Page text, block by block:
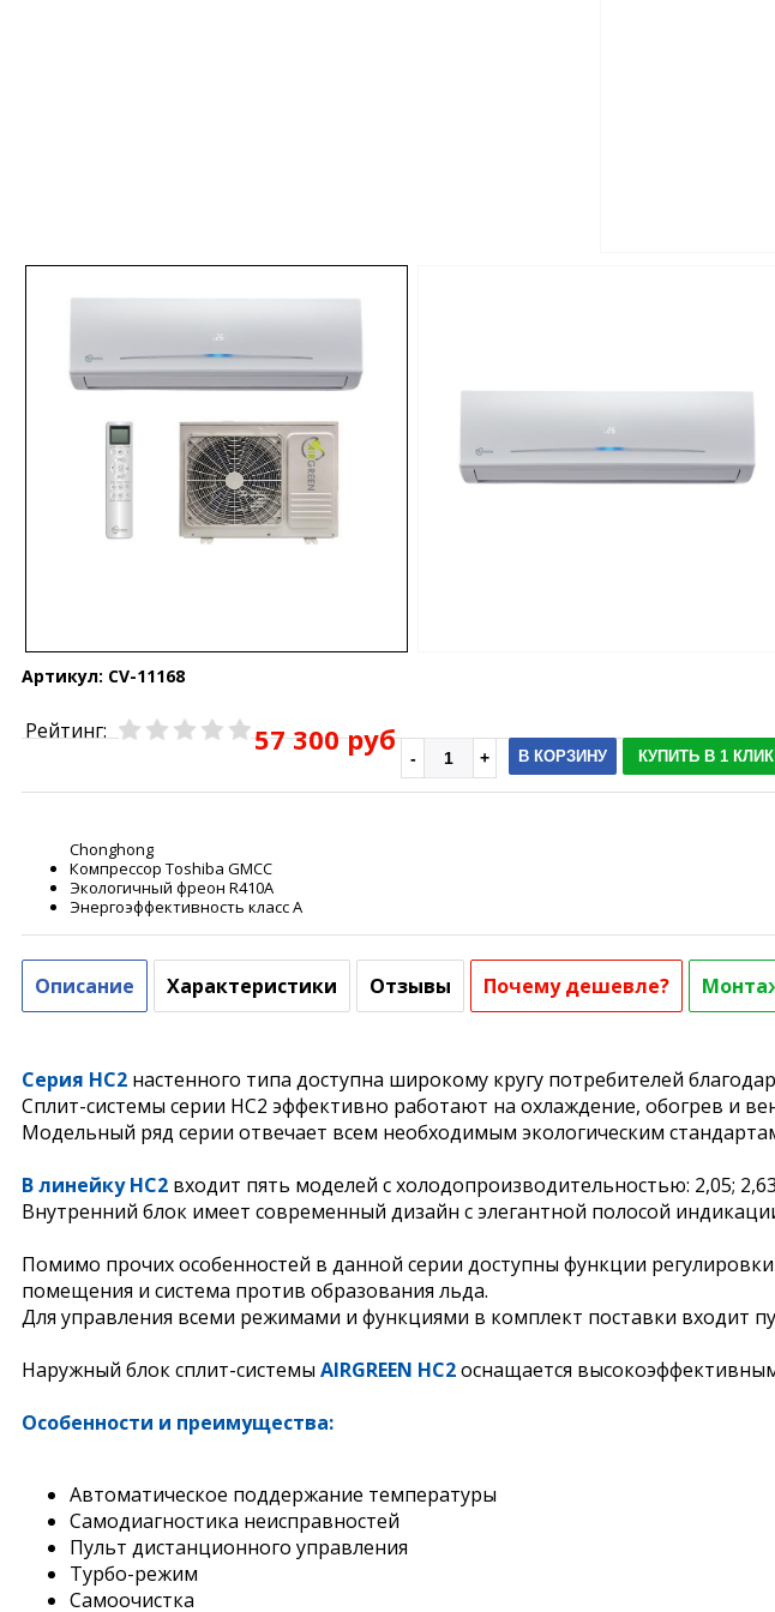
Артикул: CV-11168
Рейтинг: 57 300 руб В КОРЗИНУ КУПИТЬ В 1 КЛИК
Chonghong
Компрессор Toshiba GMCC
Экологичный фреон R410A
Энергоэффективность класс А
Описание Характеристики Отзывы Почему дешевле?
Серия HC2 настенного типа доступна широкому кругу потребителей
Сплит-системы серии HC2 эффективно работают на охлаждение, обогрев и
Модельный ряд серии отвечает всем необходимым экологическим
В линейку HC2 входит пять моделей c холодопроизводительностью: 2,05;
Внутренний блок имеет современный дизайн c элегантной полосой
Помимо прочих особенностей в данной серии доступны функции
помещения и система против образования льда.
Для управления всеми режимами и функциями в комплект поставки входит
Наружный блок сплит-системы AIRGREEN HC2оснащается
Особенности и преимущества:
Автоматическое поддержание температуры
Самодиагностика неисправностей
Пульт дистанционного управления
Турбо-режим
Самоочистка